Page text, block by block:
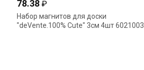
78.38 ₽
Набор магнитов для доски
"deVente.100% Cute" 3см 4шт 6021003